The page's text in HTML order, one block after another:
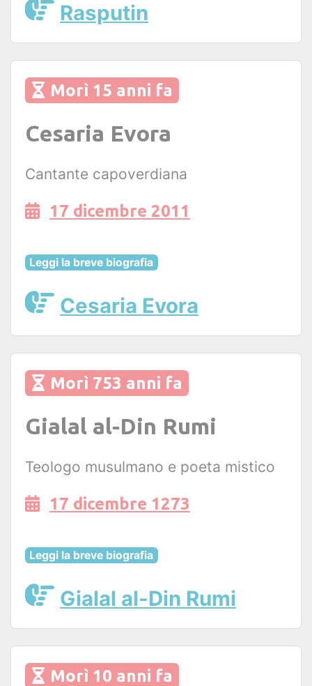
Rasputin
Morì 15 anni fa
Cesaria Evora
Cantante capoverdiana
17 dicembre 2011
Leggi la breve biografia
Cesaria Evora
Morì 753 anni fa
Gialal al-Din Rumi
Teologo musulmano e poeta mistico
17 dicembre 1273
Leggi la breve biografia
Gialal al-Din Rumi
Morì 10 anni fa